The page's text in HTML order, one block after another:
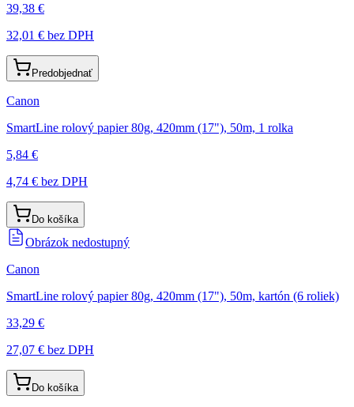
39,38 €
32,01 € bez DPH
Predobjednať
Canon
SmartLine rolový papier 80g, 420mm (17"), 50m, 1 rolka
5,84 €
4,74 € bez DPH
Do košíka
Obrázok nedostupný
Canon
SmartLine rolový papier 80g, 420mm (17"), 50m, kartón (6 roliek)
33,29 €
27,07 € bez DPH
Do košíka